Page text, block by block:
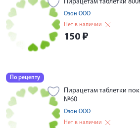
Пирацетам таблетки
Озон ООО
Нет в наличии
150 ₽
По рецепту
Пирацетам таблетки
№60
Озон ООО
Нет в наличии